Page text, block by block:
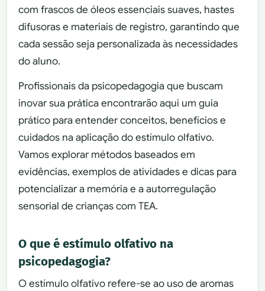
com frascos de óleos essenciais suaves, hastes
difusoras e materiais de registro, garantindo que
cada sessão seja personalizada às necessidades
do aluno.
Profissionais da psicopedagogia que buscam
inovar sua prática encontrarão aqui um guia
prático para entender conceitos, benefícios e
cuidados na aplicação do estímulo olfativo.
Vamos explorar métodos baseados em
evidências, exemplos de atividades e dicas para
potencializar a memória e a autorregulação
sensorial de crianças com TEA.
O que é estímulo olfativo na
psicopedagogia?
O estímulo olfativo refere-se ao uso de aromas